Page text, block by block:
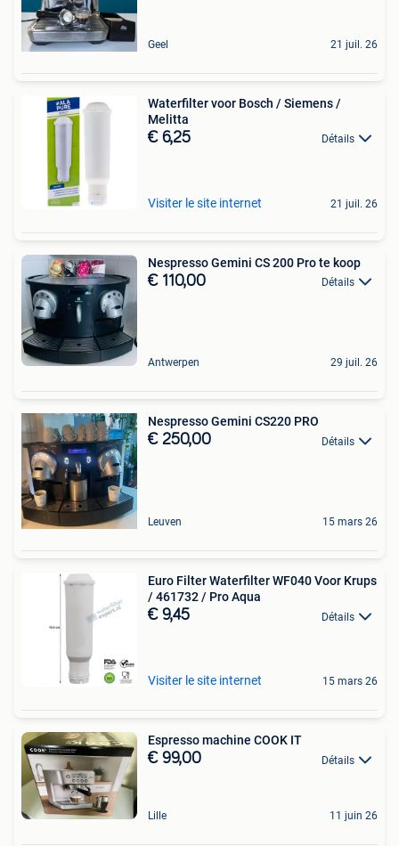
Geel 21 juil. 26
Waterfilter voor Bosch / Siemens /
Melitta
€ 6,25 Détails
Visiter le site internet 21 juil. 26
Nespresso Gemini CS 200 Pro te koop
€ 110,00 Détails
Antwerpen 29 juil. 26
Nespresso Gemini CS220 PRO
€ 250,00 Détails
Leuven 15 mars 26
Euro Filter Waterfilter WF040 Voor Krups
/ 461732 / Pro Aqua
€ 9,45 Détails
Visiter le site internet 15 mars 26
Espresso machine COOK IT
€ 99,00 Détails
Lille 11 juin 26